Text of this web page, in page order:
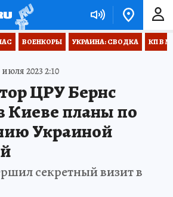
ВОЕНКОРЫ УКРАИНА: СВОДКА КП В
июля 2023 2:10
ЦРУ Бернс
Киеве планы по
Украиной
секретный визит в